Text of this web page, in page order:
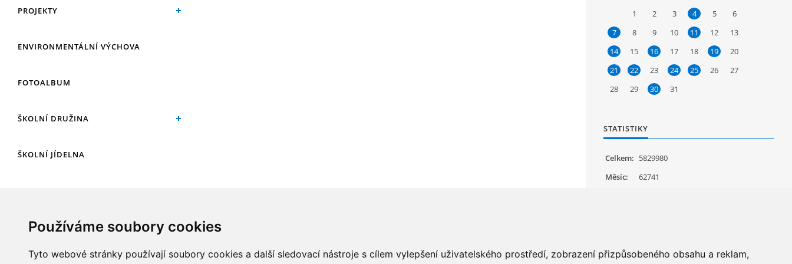
Používáme soubory cookies
Tyto webové stránky používají soubory cookies a další sledovací nástroje s cílem vylepšení uživatelského prostředí, zobrazení přizpůsobeného obsahu a reklam,
PROJEKTY
ENVIRONMENTÁLNÍ VÝCHOVA
FOTOALBUM
ŠKOLNÍ DRUŽINA
ŠKOLNÍ JÍDELNA
KROUŽKY
1
2 3 4 5
6
7
8 9 10 11 12
13
14
15 16 17 18 19
20
21
22 23 24 25 26
27
28
29 30 31
STATISTIKY
Celkem: 5829980
Měsíc:
62741